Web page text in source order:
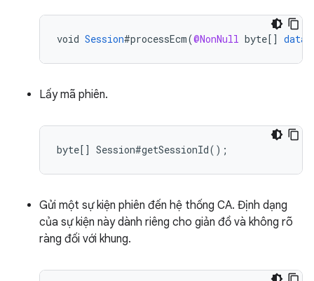
void Session#processEcm(@NonNull byte[] data
Lấy mã phiên.
Gửi một sự kiện phiên đến hệ thống CA. Định dạng
của sự kiện này dành riêng cho giản đồ và không rõ
ràng đối với khung.